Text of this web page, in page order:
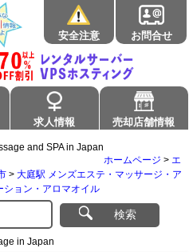
安全注意 お問合せ
求人情報 売却店舗情報
and SPA in Japan
ホームページ > エ
> 大庭駅 メンズエステ・マッサージ・ア
ション・アロマオイル
検索
in Japan